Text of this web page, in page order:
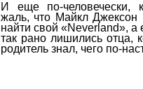
И еще по-человечески,
жаль, что Майкл Джексон
найти свой «Neverland», а
так рано лишились отца,
родитель знал, чего по-